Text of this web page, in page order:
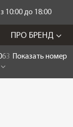
10:00 до 18:00
ПРО БРЕНД
63 Показать номер